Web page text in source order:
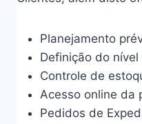
Planejamento
Definição do
Controle de
Acesso online da
Pedidos de